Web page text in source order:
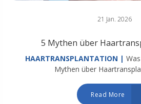
21 Jan. 2026
5 Mythen über
HAARTRANSPLANTATION |
Mythen über
Read More